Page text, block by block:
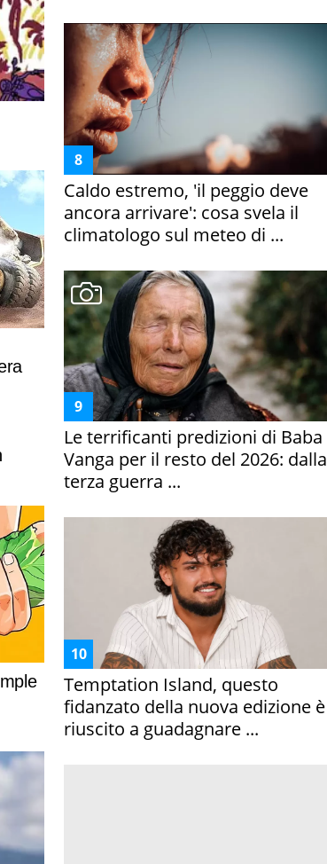
Caldo estremo, 'il peggio deve
ancora arrivare': cosa svela il
climatologo sul meteo di ...
Le terrificanti predizioni di Baba
Vanga per il resto del 2026: dalla
terza guerra ...
Temptation Island, questo
fidanzato della nuova edizione è
riuscito a guadagnare ...